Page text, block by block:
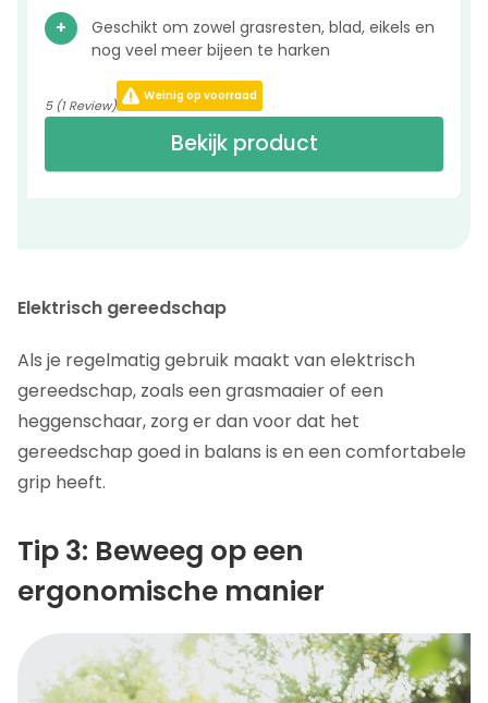
Geschikt om zowel grasresten, blad, eikels en
nog veel meer bijeen te harken
Bekijk product
5 (1 Review)
Weinig op voorraad
Elektrisch gereedschap
Als je regelmatig gebruik maakt van elektrisch
gereedschap, zoals een grasmaaier of een
heggenschaar, zorg er dan voor dat het
gereedschap goed in balans is en een comfortabele
grip heeft.
Tip 3: Beweeg op een
ergonomische manier